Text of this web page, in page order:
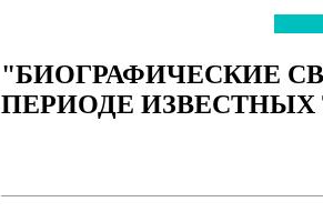
"БИОГРАФИЧЕСКИЕ
ПЕРИОДЕ